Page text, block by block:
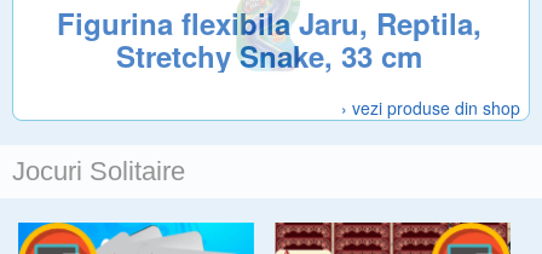
Figurina flexibila Jaru, Reptila,
Stretchy Snake, 33 cm
› vezi produse din shop
Jocuri Solitaire